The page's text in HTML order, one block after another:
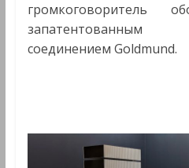
громкоговоритель
соединением Goldmund.